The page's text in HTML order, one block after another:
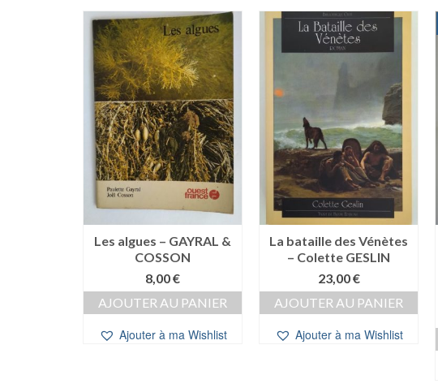
Les algues – GAYRAL &
COSSON
8,00€
AJOUTER AU PANIER
Ajouter à ma Wishlist
La bataille des Vénètes
– Colette GESLIN
23,00€
AJOUTER AU PANIER
Ajouter à ma Wishlist